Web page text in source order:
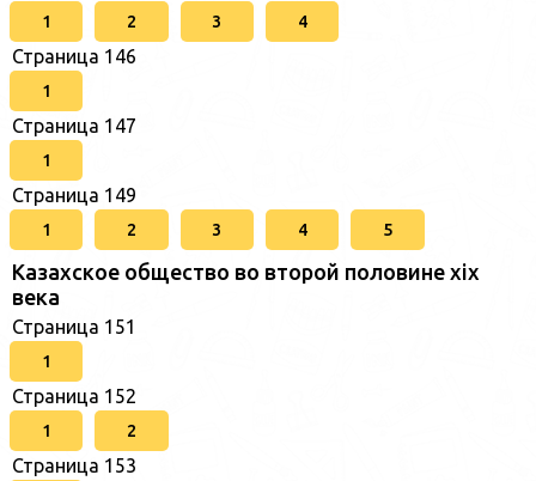
1 2 3 4
Страница 146
1
Страница 147
1
Страница 149
1 2 3 4 5
Казахское общество во второй половине хіх
века
Страница 151
1
Страница 152
1 2
Страница 153